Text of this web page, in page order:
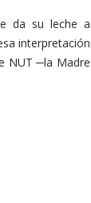
da su leche a
interpretación
NUT ─la Madre